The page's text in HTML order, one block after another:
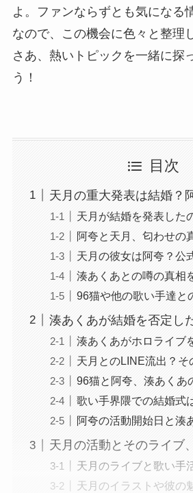
よ。ファンならずとも気になる
なので、この機会に色々と整理
さあ、熱いトピックを一緒に探
う！
目次
天月の重大発表は結婚？
天月が結婚を発表した
阿夸と天月、匂わせの
天月の彼女は阿夸？公
湊あくあとの噂の真相
96猫や他の歌い手達と
湊あくあが結婚を否定し
湊あくあがホロライブ
天月とのLINE流出？そ
96猫と阿夸、湊あくあ
歌い手界隈での結婚式
阿夸の活動開始日と湊
天月の活動とそのライブ
天月のライブと歌い手
天月のイラストや彼の